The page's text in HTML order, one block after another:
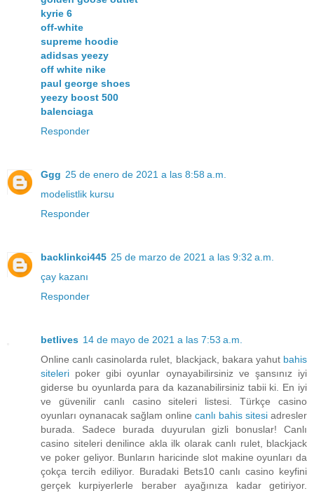
kyrie 6
off-white
supreme hoodie
adidsas yeezy
off white nike
paul george shoes
yeezy boost 500
balenciaga
Responder
Ggg 25 de enero de 2021 a las 8:58 a.m.
modelistlik kursu
Responder
backlinkci445 25 de marzo de 2021 a las 9:32 a.m.
çay kazanı
Responder
betlives 14 de mayo de 2021 a las 7:53 a.m.
Online canlı casinolarda rulet, blackjack, bakara yahut bahis
siteleri poker gibi oyunlar oynayabilirsiniz ve şansınız iyi
giderse bu oyunlarda para da kazanabilirsiniz tabii ki. En iyi
ve güvenilir canlı casino siteleri listesi. Türkçe casino
oyunları oynanacak sağlam online canlı bahis sitesi adresler
burada. Sadece burada duyurulan gizli bonuslar! Canlı
casino siteleri denilince akla ilk olarak canlı rulet, blackjack
ve poker geliyor. Bunların haricinde slot makine oyunları da
çokça tercih ediliyor. Buradaki Bets10 canlı casino keyfini
gerçek kurpiyerlerle beraber ayağınıza kadar getiriyor.